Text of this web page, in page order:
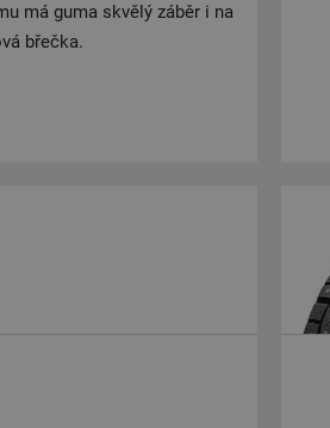
má guma skvělý záběr i na
břečka.